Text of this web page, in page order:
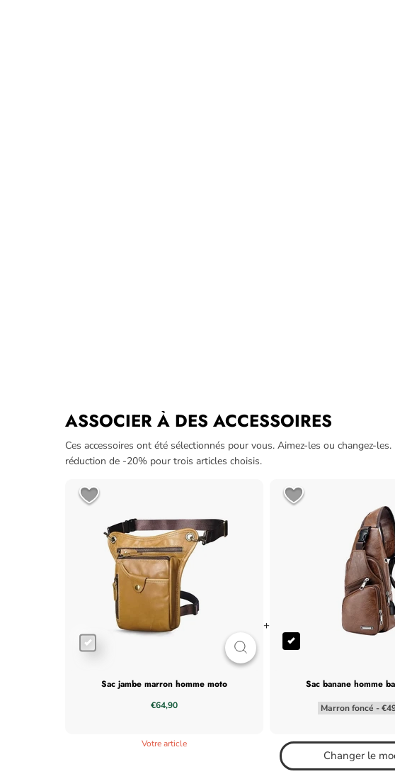
ASSOCIER À DES ACCESSOIRES
Ces accessoires ont été sélectionnés pour vous. Aimez-les ou changez-les.
réduction de -20% pour trois articles choisis.
sac jambe marron homme moto
€64,90
Votre article
+
sac banane homme
Changer le